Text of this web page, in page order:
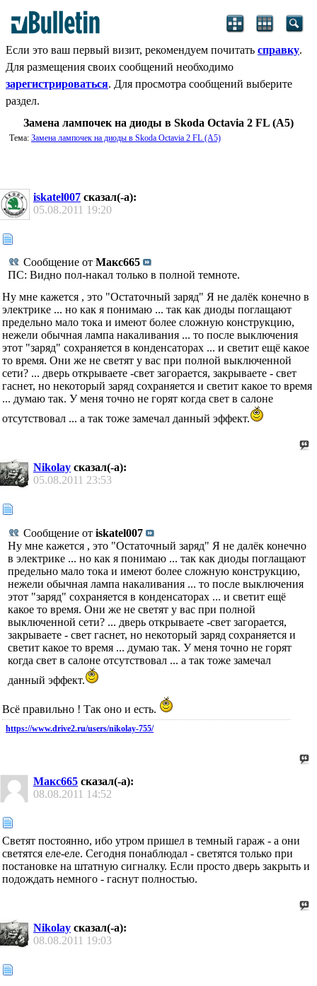
Если это ваш первый визит, рекомендуем почитать справку.
Для размещения своих сообщений необходимо
зарегистрироваться. Для просмотра сообщений выберите
раздел.
Замена лампочек на диоды в Skoda Octavia 2 FL (А5)
Тема: Замена лампочек на диоды в Skoda Octavia 2 FL (А5)
iskatel007 сказал(-а):
05.08.2011 19:20
Сообщение от Макс665
ПС: Видно пол-накал только в полной темноте.
Ну мне кажется , это "Остаточный заряд" Я не далёк конечно в
электрике ... но как я понимаю ... так как диоды поглащают
предельно мало тока и имеют более сложную конструкцию,
нежели обычная лампа накаливания ... то после выключения
этот "заряд" сохраняется в конденсаторах ... и светит ещё какое
то время. Они же не светят у вас при полной выключенной
сети? ... дверь открываете -свет загорается, закрываете - свет
гаснет, но некоторый заряд сохраняется и светит какое то время
... думаю так. У меня точно не горят когда свет в салоне
отсутствовал ... а так тоже замечал данный эффект.
Nikolay сказал(-а):
05.08.2011 23:53
Сообщение от iskatel007
Ну мне кажется , это "Остаточный заряд" Я не далёк конечно
в электрике ... но как я понимаю ... так как диоды поглащают
предельно мало тока и имеют более сложную конструкцию,
нежели обычная лампа накаливания ... то после выключения
этот "заряд" сохраняется в конденсаторах ... и светит ещё
какое то время. Они же не светят у вас при полной
выключенной сети? ... дверь открываете -свет загорается,
закрываете - свет гаснет, но некоторый заряд сохраняется и
светит какое то время ... думаю так. У меня точно не горят
когда свет в салоне отсутствовал ... а так тоже замечал
данный эффект.
Всё правильно ! Так оно и есть.
https://www.drive2.ru/users/nikolay-755/
Макс665 сказал(-а):
08.08.2011 14:52
Светят постоянно, ибо утром пришел в темный гараж - а они
светятся еле-еле. Сегодня понаблюдал - светятся только при
постановке на штатную сигналку. Если просто дверь закрыть и
подождать немного - гаснут полностью.
Nikolay сказал(-а):
08.08.2011 19:03